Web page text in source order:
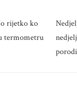
rijetko ko
termometru